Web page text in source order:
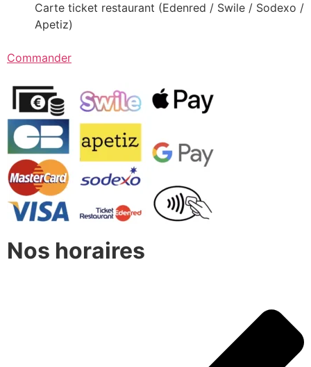
Carte ticket restaurant (Edenred / Swile / Sodexo /
Apetiz)
Commander
Nos horaires